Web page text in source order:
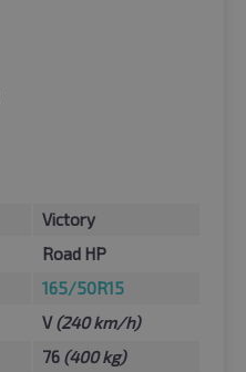
Victory
Road HP
165/50R15
V(240 km/h)
76 (400 kg)